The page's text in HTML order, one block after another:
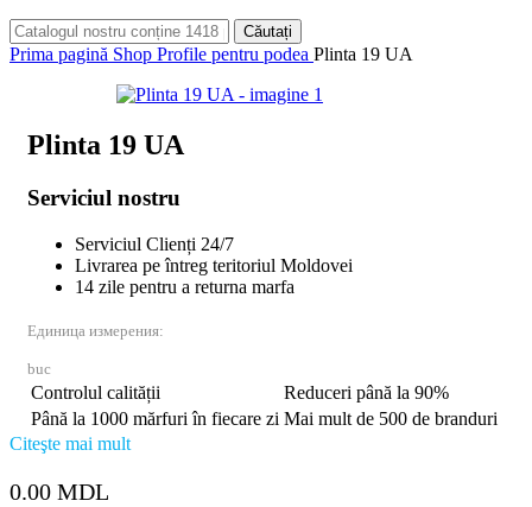
Căutați
Prima pagină Shop Profile pentru podea Plinta 19 UA
Plinta 19 UA
Serviciul nostru
Serviciul Clienți 24/7
Livrarea pe întreg teritoriul Moldovei
14 zile pentru a returna marfa
Единица измерения:
buc
Controlul calității
Reduceri până la 90%
Până la 1000 mărfuri în fiecare zi Mai mult de 500 de branduri
Citeşte mai mult
0.00 MDL